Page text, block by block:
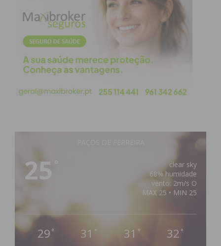
25
clear sky
68% humidade
vento: 2m/s O
MAX 25 • MIN 25
29 ° 31 ° 31 ° 32 °